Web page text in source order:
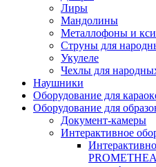
Лиры
Мандолины
Металлофоны и
Струны для
Укулеле
Чехлы для
Наушники
Оборудование для
Оборудование для
Документ-камеры
Интерактивное